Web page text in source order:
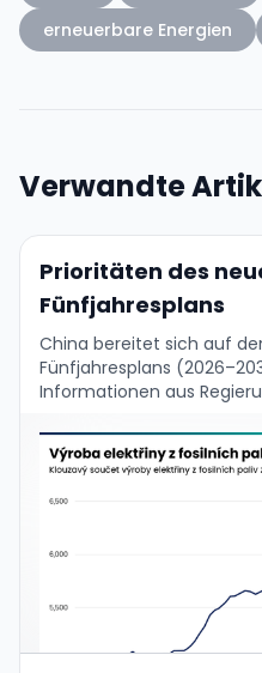
erneuerbare Energien
Verwandte
Prioritäten des
Fünfjahresplans
China bereitet sich auf
Fünfjahresplans
Informationen aus
und die Modernisierung